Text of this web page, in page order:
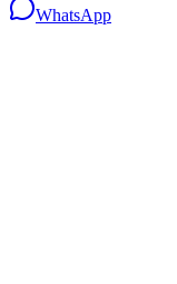
WhatsApp